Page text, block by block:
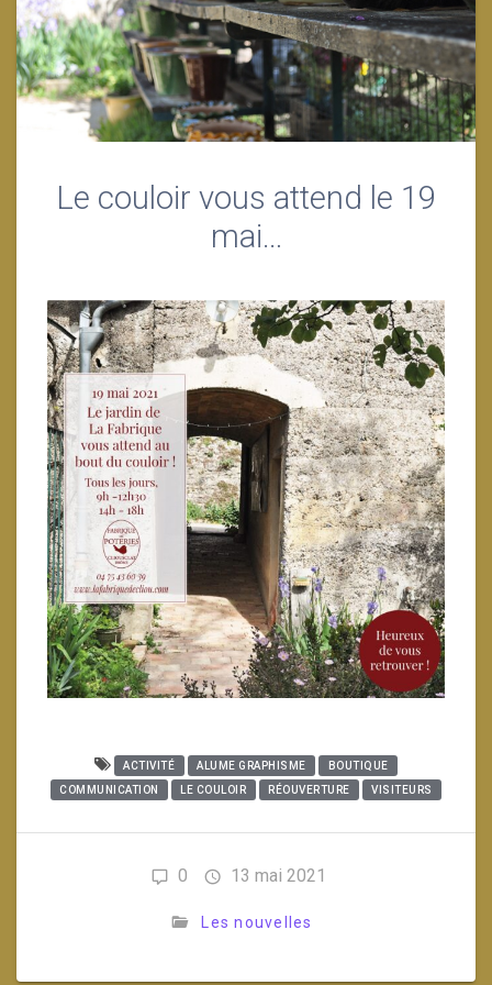
Le couloir vous attend le 19
mai…
ACTIVITÉ ALUME GRAPHISME
BOUTIQUE
COMMUNICATION
LE COULOIR RÉOUVERTURE VISITEURS
0 13 mai 2021
Les nouvelles